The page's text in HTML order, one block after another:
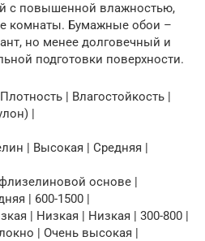
с повышенной влажностью,
комнаты. Бумажные обои –
но менее долговечный и
подготовки поверхности.
| Влагостойкость |
|
| Высокая | Средняя |
основе |
| 600-1500 |
| Низкая | Низкая | 300-800 |
| Очень высокая |